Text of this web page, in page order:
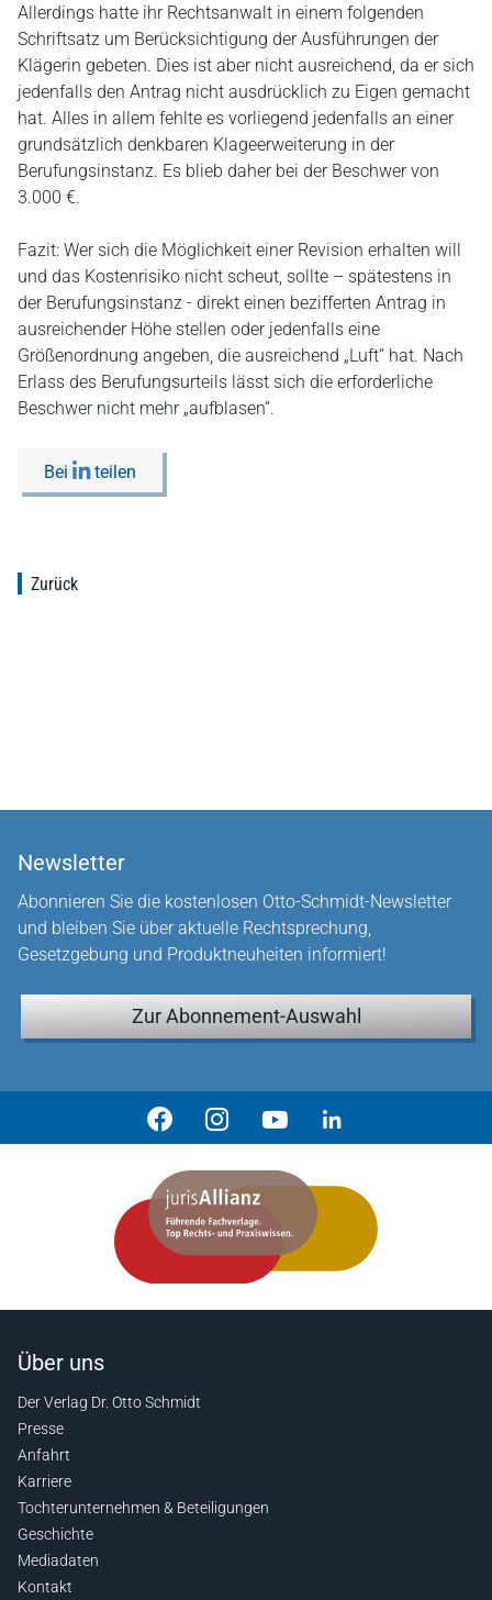
Allerdings hatte ihr Rechtsanwalt in einem folgenden
Schriftsatz um Berücksichtigung der Ausführungen der
Klägerin gebeten. Dies ist aber nicht ausreichend, da er sich
jedenfalls den Antrag nicht ausdrücklich zu Eigen gemacht
hat. Alles in allem fehlte es vorliegend jedenfalls an einer
grundsätzlich denkbaren Klageerweiterung in der
Berufungsinstanz. Es blieb daher bei der Beschwer von
3.000 €.
Fazit: Wer sich die Möglichkeit einer Revision erhalten will
und das Kostenrisiko nicht scheut, sollte – spätestens in
der Berufungsinstanz - direkt einen bezifferten Antrag in
ausreichender Höhe stellen oder jedenfalls eine
Größenordnung angeben, die ausreichend „Luft“ hat. Nach
Erlass des Berufungsurteils lässt sich die erforderliche
Beschwer nicht mehr „aufblasen“.
Bei teilen
Zurück
Newsletter
Abonnieren Sie die kostenlosen Otto-Schmidt-Newsletter
und bleiben Sie über aktuelle Rechtsprechung,
Gesetzgebung und Produktneuheiten informiert!
Zur Abonnement-Auswahl
Über uns
Der Verlag Dr. Otto Schmidt
Presse
Anfahrt
Karriere
Tochterunternehmen & Beteiligungen
Geschichte
Mediadaten
Kontakt